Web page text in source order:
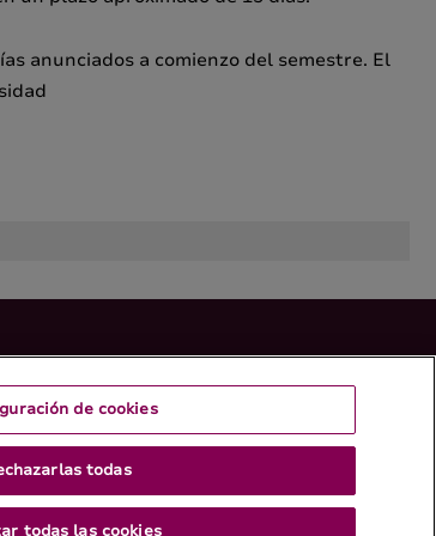
anunciados a comienzo del semestre. El
de cookies
todas
todas las cookies